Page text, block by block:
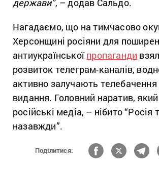
держави”, – додав Сальдо.
Нагадаємо, що на тимчасово
Херсонщині росіяни для
антиукраїнськоїпропаганди
розвиток телеграм-каналів,
активно залучають телебачення
видання. Головний наратив,
російські медіа, – нібито “Росія
назавжди”.
Поділитися: